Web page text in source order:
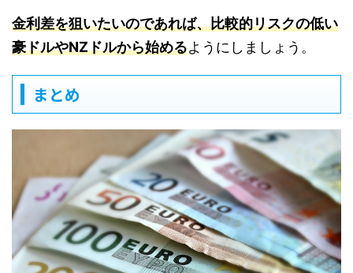
金利差を狙いたいのであれば、比較的リスクの低い
豪ドルやNZドルから始めるようにしましょう。
まとめ